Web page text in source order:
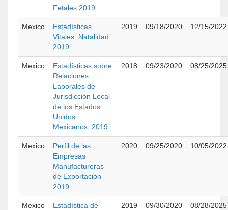
Fetales 2019
Mexico
Estadísticas
Vitales. Natalidad
2019
2019 09/18/2020 12/15/2022
Mexico
Estadísticas sobre
Relaciones
Laborales de
Jurisdicción Local
de los Estados
Unidos
Mexicanos, 2019
2018 09/23/2020 08/25/2025
Mexico
Perfil de las
Empresas
Manufactureras
de Exportación
2019
2020 09/25/2020 10/05/2022
Mexico
Estadística de
2019 09/30/2020 08/28/2025